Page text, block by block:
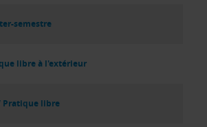
semestre
libre à l'extérieur
Pratique libre